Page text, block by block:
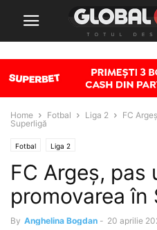
Home Fotbal Liga 2
FC
Superligă
Fotbal Liga 2
FC Argeș, pas
promovarea în
By Anghelina Bogdan - 20 aprilie